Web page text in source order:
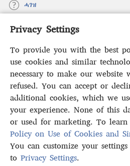
Privacy Settings
To provide you with the best
use cookies and similar
necessary to make our website
refused. You can accept or
additional cookies, which we
your experience. None of this
or used for marketing. To
Policy on Use of Cookies and
You can customize your
to Privacy Settings
ሓገዝ
ወፈያ
(opens
window)
ቤተ መጻሕፍቲ ኢንተርነት ግምቢ ዘብዐኛ
(opens
new
window)JW Hub ®
(opens
new
JW Library
Copyright © 2026 Watch Tower Bible
ውዕል ኣጠቓቕማ |